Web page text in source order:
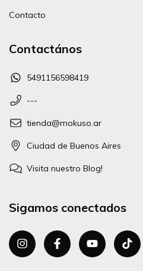
Contacto
Contactános
5491156598419
---
tienda@mokuso.ar
Ciudad de Buenos Aires
Visita nuestro Blog!
Sigamos conectados